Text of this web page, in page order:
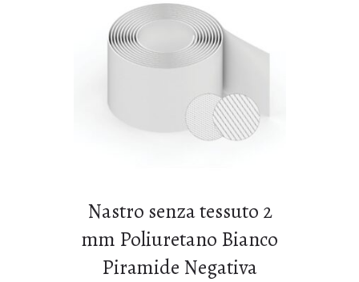
Nastro senza tessuto 2
mm Poliuretano Bianco
Piramide Negativa